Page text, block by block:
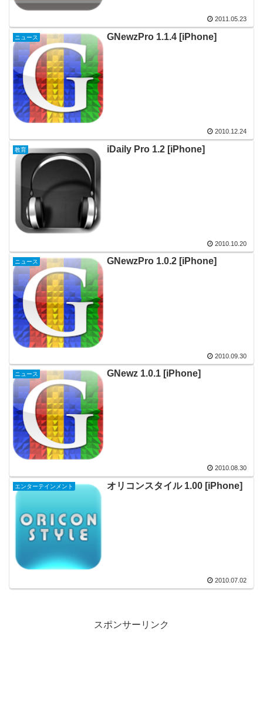
2011.05.23
ニュース GNewzPro 1.1.4 [iPhone]
2010.12.24
教育 iDaily Pro 1.2 [iPhone]
2010.10.20
ニュース GNewzPro 1.0.2 [iPhone]
2010.09.30
ニュース GNewz 1.0.1 [iPhone]
2010.08.30
エンターテインメント オリコンスタイル 1.00 [iPhone]
2010.07.02
スポンサーリンク